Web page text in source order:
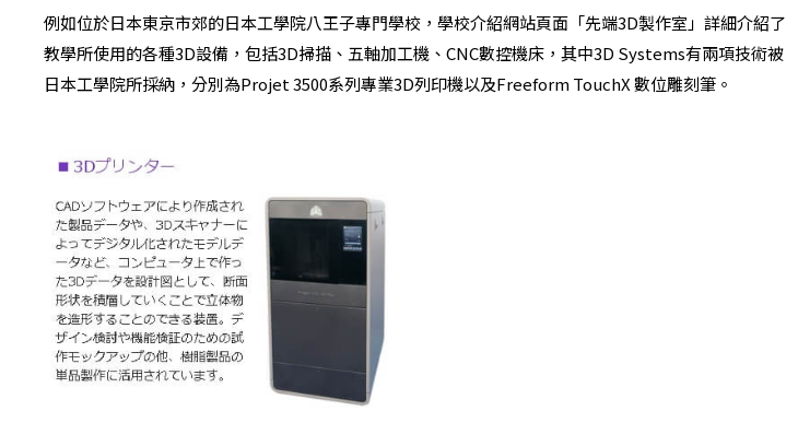
例如位於日本東京市郊的日本工學院八王子專門學校，學校介紹網站頁面「先端3D製作室」詳細介紹了
教學所使用的各種3D設備，包括3D掃描、五軸加工機、CNC數控機床，其中3D Systems有兩項技術被
日本工學院所採納，分別為Projet 3500系列專業3D列印機以及Freeform TouchX 數位雕刻筆。